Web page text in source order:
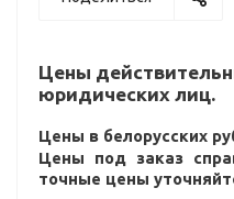
Цены
юридических лиц.
Цены в белорусских
Цены под заказ
точные цены